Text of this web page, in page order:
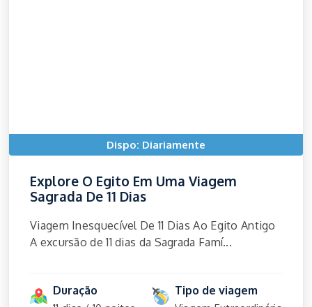
Dispo: Diariamente
Explore O Egito Em Uma Viagem
Sagrada De 11 Dias
Viagem Inesquecível De 11 Dias Ao Egito Antigo
A excursão de 11 dias da Sagrada Famí...
Duração Tipo de viagem